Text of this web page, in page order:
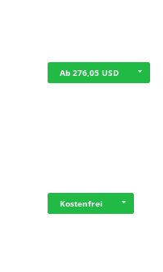
Ab 276,05 USD
Kostenfrei